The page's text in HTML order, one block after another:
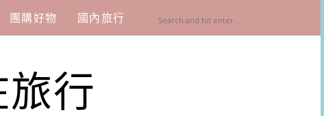
團購好物 國內旅行
行